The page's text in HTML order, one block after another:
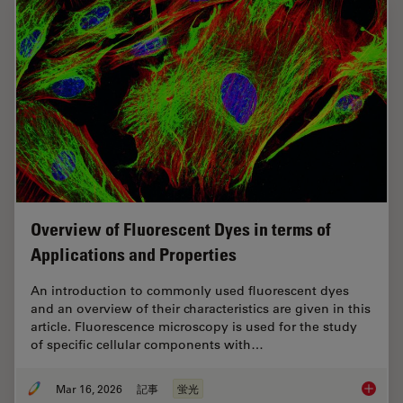
Overview of Fluorescent Dyes in terms of
Applications and Properties
An introduction to commonly used fluorescent dyes
and an overview of their characteristics are given in this
article. Fluorescence microscopy is used for the study
of specific cellular components with…
Mar 16, 2026 記事 蛍光